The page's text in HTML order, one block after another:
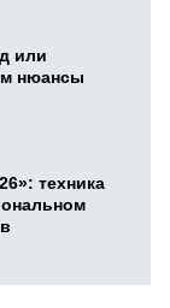
или
нюансы
техника